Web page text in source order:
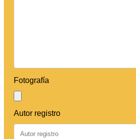
Fotografía
Autor registro